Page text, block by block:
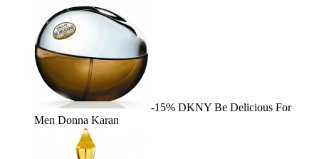
-15% DKNY Be Delicious For
Men Donna Karan